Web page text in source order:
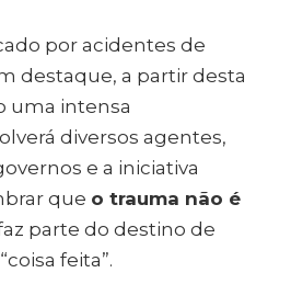
por acidentes de
destaque, a partir desta
uma intensa
diversos agentes,
e a iniciativa
que o trauma não é
parte do destino de
feita”.